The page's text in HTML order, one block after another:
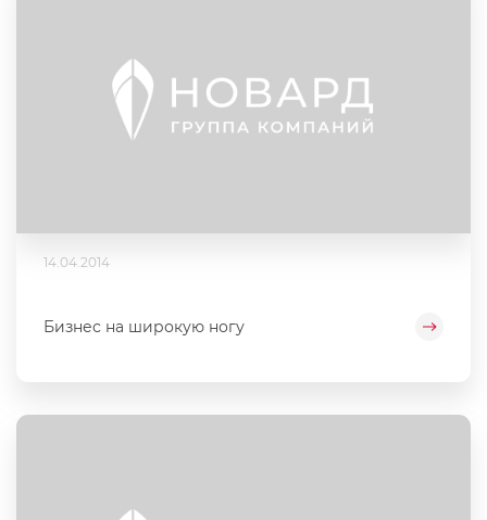
14.04.2014
Бизнес на широкую ногу